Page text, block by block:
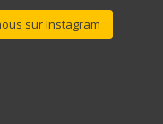
sur Instagram